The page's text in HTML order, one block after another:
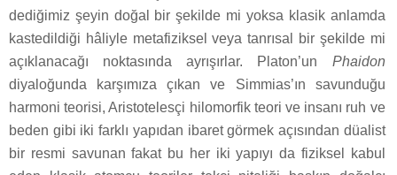
dediğimiz şeyin doğal bir şekilde mi yoksa klasik anlamda
kastedildiği hâliyle metafiziksel veya tanrısal bir şekilde mi
açıklanacağı noktasında ayrışırlar. Platon’un Phaidon
diyaloğunda karşımıza çıkan ve Simmias’ın savunduğu
harmoni teorisi, Aristotelesçi hilomorfik teori ve insanı ruh ve
beden gibi iki farklı yapıdan ibaret görmek açısından düalist
bir resmi savunan fakat bu her iki yapıyı da fiziksel kabul